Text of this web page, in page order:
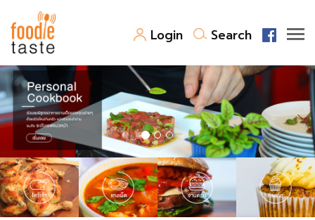
Login Search
สูตรอาหาร
สูตรอาหารล่าสุด
Top Foodie
พาไปชิม
สารพันก้นครัว
เคล็ดลับน่ารู้
FoodPedia